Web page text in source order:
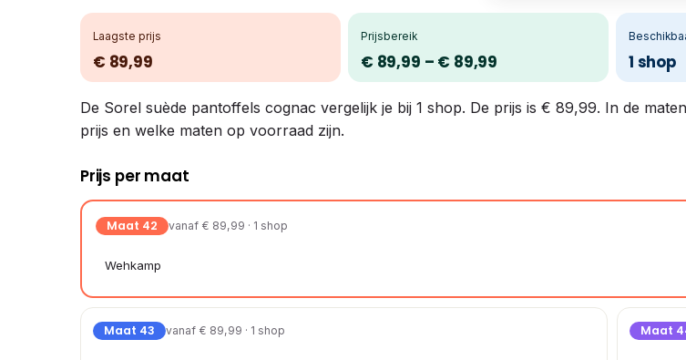
Laagste prijs
€ 89,99
Prijsbereik
€ 89,99 – € 89,99 1 shop
De Sorel suède pantoffels cognac vergelijk je bij 1 shop. De prijs is € 89,99. In de
prijs en welke maten op voorraad zijn.
Prijs per maat
Maat 42 vanaf € 89,99 · 1 shop
Wehkamp
Maat 43 vanaf € 89,99 · 1 shop Maat